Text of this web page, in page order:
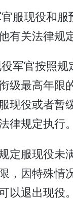
服现役和服
有关法律规
军官按照规
级最高年限
现役或者暂
律规定执行。
定服现役未
，因特殊情
以退出现役。